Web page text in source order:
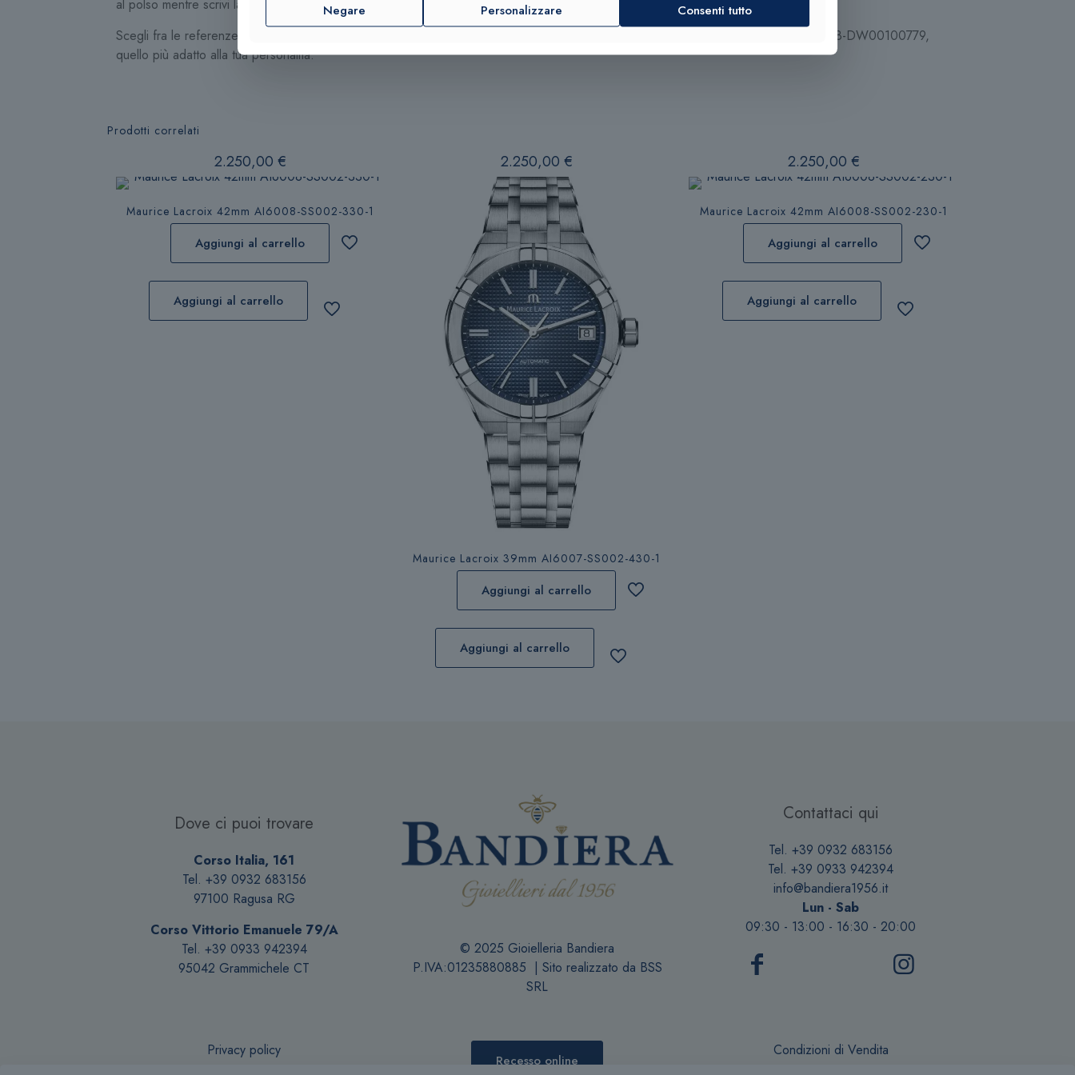
al polso mentre scrivi la tua storia.
Scegli fra le referenze Daniel Wellington Classic Unitone DW00100774-DW00100775-DW00100776-DW00100777-DW00100778-DW00100779,
quello più adatto alla tua personalità.
Prodotti correlati
2.250,00€
Maurice Lacroix 42mm AI6008-SS002-330-1
Aggiungi al carrello
Aggiungi al carrello
2.250,00€
Maurice Lacroix 39mm AI6007-SS002-430-1
Aggiungi al carrello
Aggiungi al carrello
2.250,00 €
Maurice Lacroix 42mm AI6008-SS002-230-1
Aggiungi al carrello
Aggiungi al carrello
Dove ci puoi trovare
Corso Italia, 161
Tel. +39 0932 683156
97100 Ragusa RG
Corso Vittorio Emanuele 79/A
Tel. +39 0933 942394
95042 Grammichele CT
© 2025 Gioielleria Bandiera
P.IVA:01235880885 | Sito realizzato da BSS
SRL
Contattaci qui
Tel. +39 0932 683156
Tel. +39 0933 942394
info@bandiera1956.it
Lun - Sab
09:30 - 13:00 - 16:30 - 20:00
Privacy policy
Recesso online
Condizioni di Vendita
Negare Personalizzare Consenti tutto